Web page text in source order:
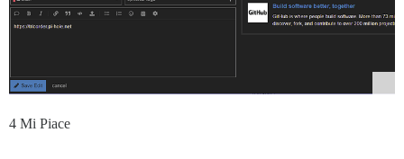
4 Mi Piace